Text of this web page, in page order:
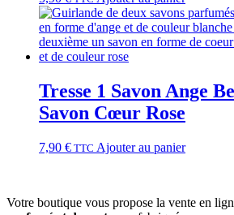
Tresse 1 Savon Ange
Savon Cœur Rose
7,90 € TTC Ajouter au panier
Votre boutique vous propose la vente en